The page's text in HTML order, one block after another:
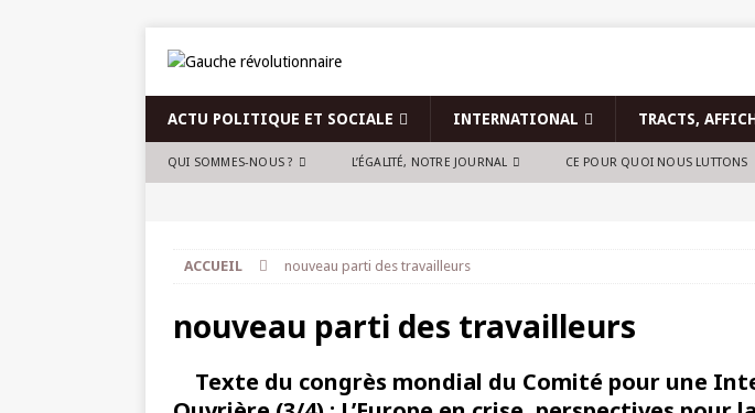
ACTU POLITIQUE ET SOCIALE INTERNATIONAL TRACTS,
QUI SOMMES-NOUS ? L’ÉGALITÉ, NOTRE JOURNAL CE POUR QUOI NOUS LUTTONS
ACCUEIL nouveau parti des travailleurs
nouveau parti des travailleurs
Texte du congrès mondial du Comité pour une